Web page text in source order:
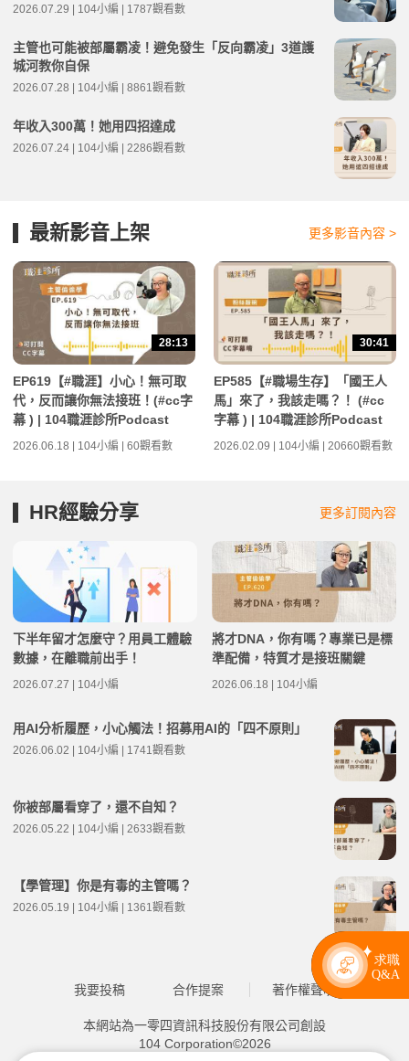
2026.07.29 | 104小編 | 1787觀看數
主管也可能被部屬霸凌！避免發生「反向霸凌」3道護
城河教你自保
2026.07.28 | 104小編 | 8861觀看數
年收入300萬！她用四招達成
2026.07.24 | 104小編 | 2286觀看數
最新影音上架 更多影音內容 >
28:13
EP619【#職涯】小心！無可取
代，反而讓你無法接班！(#cc字
幕 ) | 104職涯診所Podcast
2026.06.18 | 104小編 | 60觀看數
30:41
EP585【#職場生存】「國王人
馬」來了，我該走嗎？！ (#cc
字幕 ) | 104職涯診所Podcast
2026.02.09 | 104小編 | 20660觀看數
HR經驗分享 更多訂閱內容
下半年留才怎麼守？用員工體驗
數據，在離職前出手！
2026.07.27 | 104小編
將才DNA，你有嗎？專業已是標
準配備，特質才是接班關鍵
2026.06.18 | 104小編
用AI分析履歷，小心觸法！招募用AI的「四不原則」
2026.06.02 | 104小編 | 1741觀看數
你被部屬看穿了，還不自知？
2026.05.22 | 104小編 | 2633觀看數
【學管理】你是有毒的主管嗎？
2026.05.19 | 104小編 | 1361觀看數
我要投稿 合作提案 著作權聲明
本網站為一零四資訊科技股份有限公司創設
104 Corporation©2026